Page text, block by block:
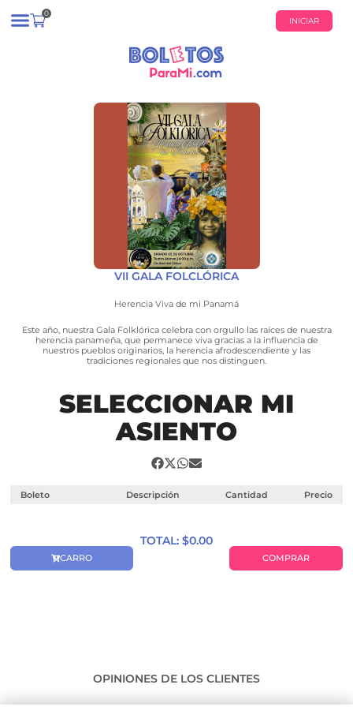
0
INICIAR
VII GALA FOLCLÓRICA
Herencia Viva de mi Panamá
Este año, nuestra Gala Folklórica celebra con orgullo las raíces de nuestra
herencia panameña, que permanece viva gracias a la influencia de
nuestros pueblos originarios, la herencia afrodescendiente y las
tradiciones regionales que nos distinguen.
SELECCIONAR MI
ASIENTO
Boleto Descripción Cantidad Precio
TOTAL: $0.00
CARRO COMPRAR
OPINIONES DE LOS CLIENTES